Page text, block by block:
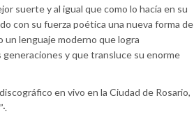
suerte y al igual que como lo hacía en su
con su fuerza poética una nueva forma de
un lenguaje moderno que logra
y que transluce su enorme
en vivo en la Ciudad de Rosario,